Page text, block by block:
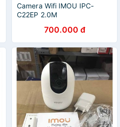
Camera Wifi IMOU IPC-
C22EP 2.0M
700.000 đ